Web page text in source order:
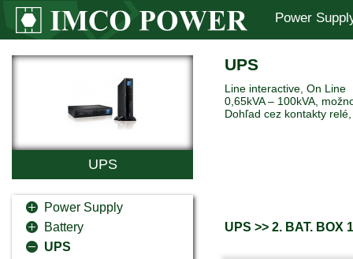
Power
UPS
Power Supply
Battery
UPS
UPS
Line interactive, On Line
0,65kVA – 100kVA,
Dohľad cez kontakty
UPS >> 2. BAT. BOX